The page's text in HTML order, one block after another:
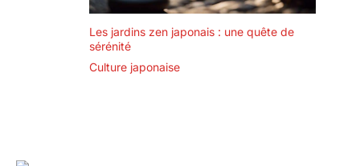
Les jardins zen japonais : une quête de
sérénité
Culture japonaise